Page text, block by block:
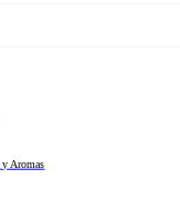
Aromas